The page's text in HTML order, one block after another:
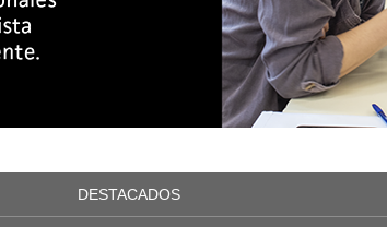
DESTACADOS